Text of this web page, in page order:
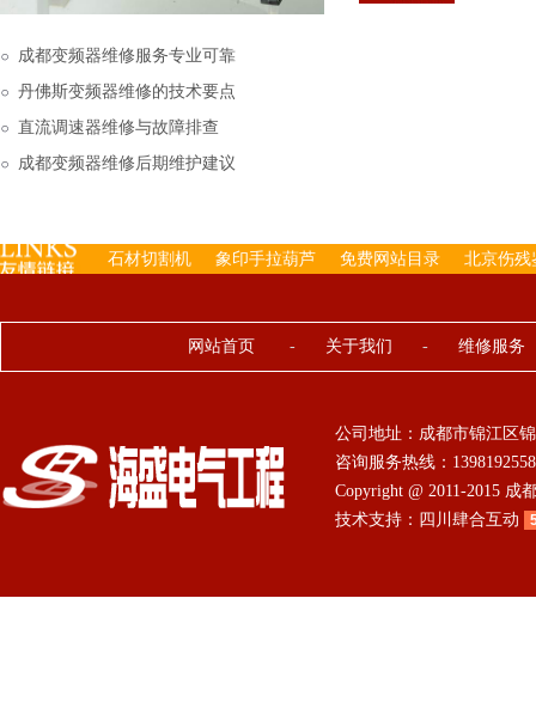
下来的，机内已经存有
成都变频器维修服务专业可靠
丹佛斯变频器维修的技术要点
直流调速器维修与故障排查
成都变频器维修后期维护建议
石材切割机 象印手拉葫芦 免费网站目录 北京伤残
网站首页 - 关于我们 - 维修服务
公司地址：成都市锦江区
咨询服务热线：
Copyright @ 2011-2015
技术支持： 四川肆合互动